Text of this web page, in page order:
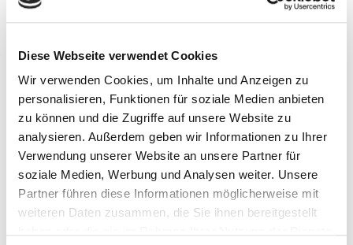
Diese Webseite verwendet Cookies
Wir verwenden Cookies, um Inhalte und Anzeigen zu
personalisieren, Funktionen für soziale Medien anbieten
zu können und die Zugriffe auf unsere Website zu
analysieren. Außerdem geben wir Informationen zu Ihrer
Verwendung unserer Website an unsere Partner für
soziale Medien, Werbung und Analysen weiter. Unsere
Partner führen diese Informationen möglicherweise mit
weiteren Daten zusammen, die Sie ihnen bereitgestellt